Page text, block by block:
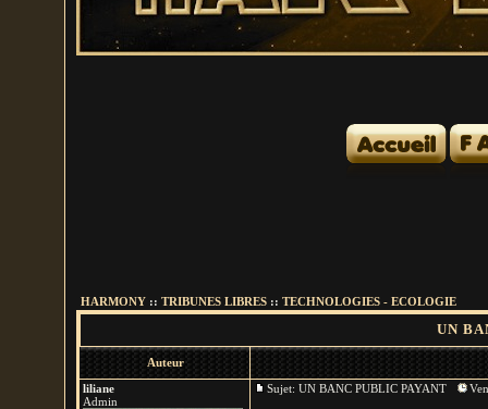
HARMONY :: TRIBUNES LIBRES :: TECHNOLOGIES - ECOLOGIE
UN
Auteur
liliane
Admin
Sujet: UN BANC PUBLIC PAYANT